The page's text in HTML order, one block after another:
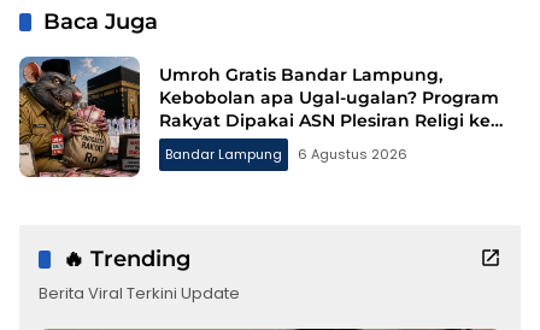
Baca Juga
Umroh Gratis Bandar Lampung,
Kebobolan apa Ugal-ugalan? Program
Rakyat Dipakai ASN Plesiran Religi ke
Tanah Suci
Bandar Lampung 6 Agustus 2026
🔥 Trending
Berita Viral Terkini Update